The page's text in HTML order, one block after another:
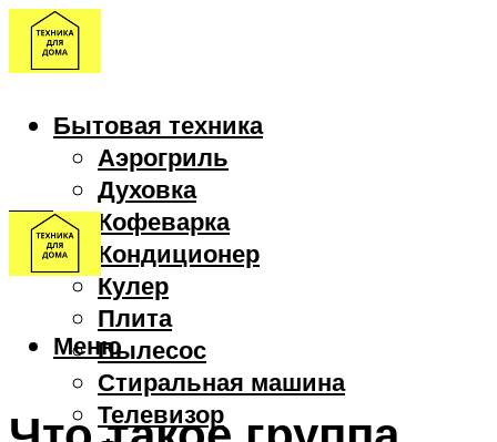
Бытовая техника
Аэрогриль
Духовка
Кофеварка
Кондиционер
Кулер
Плита
Пылесос
Стиральная машина
Телевизор
Меню